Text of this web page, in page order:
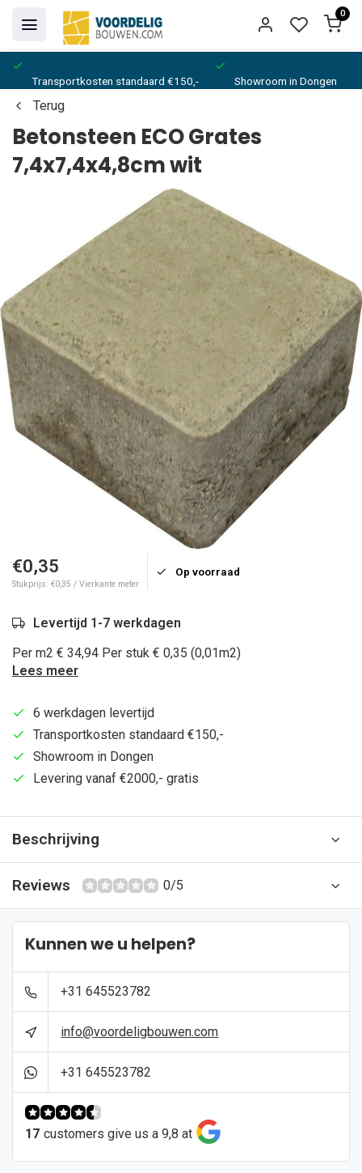
0
Transportkosten standaard €150,- Showroom in Dongen
Terug
Betonsteen ECO Grates
7,4x7,4x4,8cm wit
€0,35
Stukprijs: €0,35 / Vierkante meter
Op voorraad
Levertijd 1-7 werkdagen
Per m2 € 34,94 Per stuk € 0,35 (0,01m2)
Lees meer
6 werkdagen levertijd
Transportkosten standaard €150,-
Showroom in Dongen
Levering vanaf €2000,- gratis
Beschrijving
Reviews 0/5
Kunnen we u helpen?
+31 645523782
info@voordeligbouwen.com
+31 645523782
17 customers give us a 9,8 at